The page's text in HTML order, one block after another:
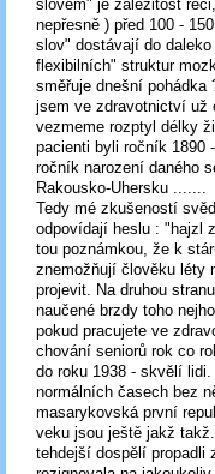
slovem" je záležitost
nepřesně ) před 100 -
slov" dostávají do
flexibilních" struktur
směřuje dnešní pohádka
jsem ve zdravotnictví už
vezmeme rozptyl délky
pacienti byli ročník 1890
ročník narození daného
Rakousko-Uhersku .......
Tedy mé zkušeností
odpovídají heslu : "hajzl
tou poznámkou, že k
znemožňují člověku léty
projevit. Na druhou
naučené brzdy toho
pokud pracujete ve
chování seniorů rok co
do roku 1938 - skvělí
normálních časech bez
masarykovská první
veku jsou ještě jakž
tehdejší dospělí propadli